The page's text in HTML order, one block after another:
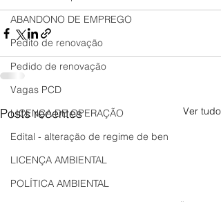
ABANDONO DE EMPREGO
Pedito de renovação
Pedido de renovação
Vagas PCD
LICENÇA DE OPERAÇÃO
Edital - alteração de regime de ben
LICENÇA AMBIENTAL
POLÍTICA AMBIENTAL
Posts recentes Ver tudo